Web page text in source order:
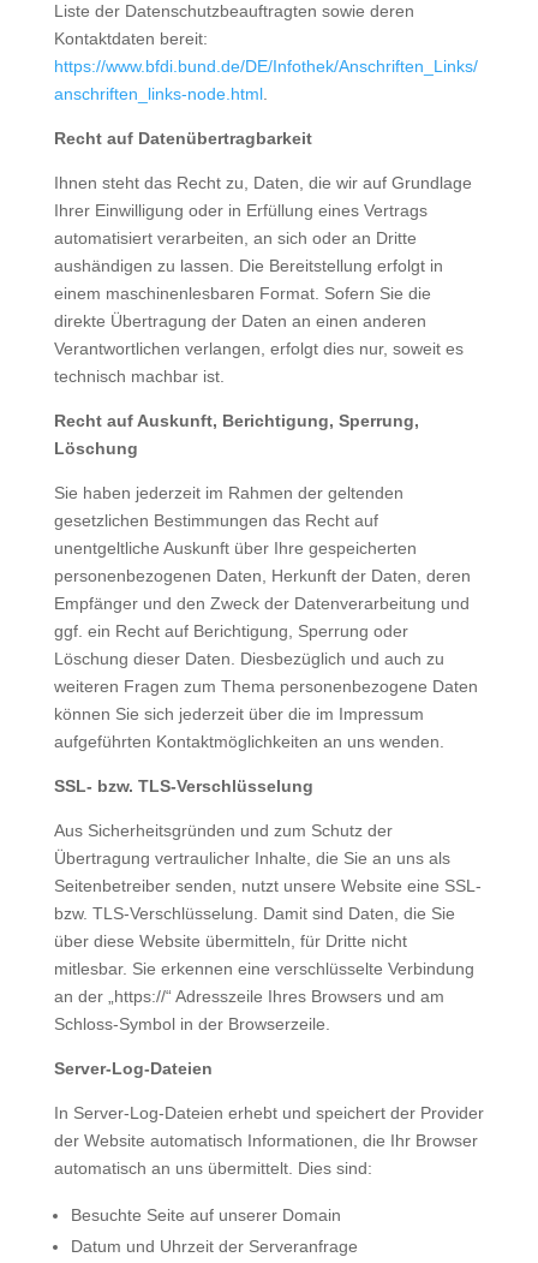
Liste der Datenschutzbeauftragten sowie deren
Kontaktdaten bereit:
https://www.bfdi.bund.de/DE/Infothek/Anschriften_Links/
anschriften_links-node.html.
Recht auf Datenübertragbarkeit
Ihnen steht das Recht zu, Daten, die wir auf Grundlage
Ihrer Einwilligung oder in Erfüllung eines Vertrags
automatisiert verarbeiten, an sich oder an Dritte
aushändigen zu lassen. Die Bereitstellung erfolgt in
einem maschinenlesbaren Format. Sofern Sie die
direkte Übertragung der Daten an einen anderen
Verantwortlichen verlangen, erfolgt dies nur, soweit es
technisch machbar ist.
Recht auf Auskunft, Berichtigung, Sperrung,
Löschung
Sie haben jederzeit im Rahmen der geltenden
gesetzlichen Bestimmungen das Recht auf
unentgeltliche Auskunft über Ihre gespeicherten
personenbezogenen Daten, Herkunft der Daten, deren
Empfänger und den Zweck der Datenverarbeitung und
ggf. ein Recht auf Berichtigung, Sperrung oder
Löschung dieser Daten. Diesbezüglich und auch zu
weiteren Fragen zum Thema personenbezogene Daten
können Sie sich jederzeit über die im Impressum
aufgeführten Kontaktmöglichkeiten an uns wenden.
SSL- bzw. TLS-Verschlüsselung
Aus Sicherheitsgründen und zum Schutz der
Übertragung vertraulicher Inhalte, die Sie an uns als
Seitenbetreiber senden, nutzt unsere Website eine SSL-
bzw. TLS-Verschlüsselung. Damit sind Daten, die Sie
über diese Website übermitteln, für Dritte nicht
mitlesbar. Sie erkennen eine verschlüsselte Verbindung
an der „https://“ Adresszeile Ihres Browsers und am
Schloss-Symbol in der Browserzeile.
Server-Log-Dateien
In Server-Log-Dateien erhebt und speichert der Provider
der Website automatisch Informationen, die Ihr Browser
automatisch an uns übermittelt. Dies sind:
Besuchte Seite auf unserer Domain
Datum und Uhrzeit der Serveranfrage